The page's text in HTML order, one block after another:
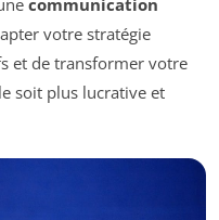
communication
votre stratégie
et de transformer votre
soit plus lucrative et